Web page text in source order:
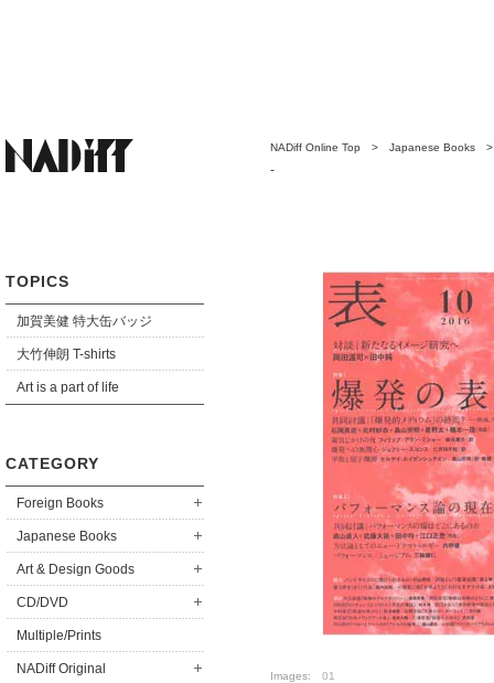
TOPICS
加賀美健 特大缶バッジ
大竹伸朗 T-shirts
Art is a part of life
CATEGORY
Foreign Books
Japanese Books
Art & Design Goods
CD/DVD
Multiple/Prints
NADiff Original
NADiff Online Top > Japanese Books
-
Images: 01